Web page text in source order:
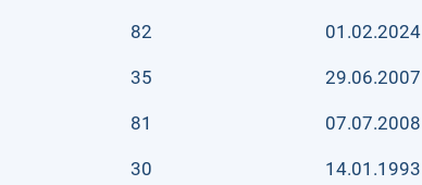
82 01.02.2024
35 29.06.2007
81 07.07.2008
30 14.01.1993